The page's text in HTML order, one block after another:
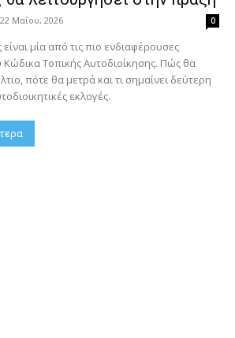
22 Μαΐου, 2026 0
μία από τις πιο ενδιαφέρουσες
Τοπικής Αυτοδιοίκησης. Πώς θα
πότε θα μετρά και τι σημαίνει δεύτερη
εκλογές.